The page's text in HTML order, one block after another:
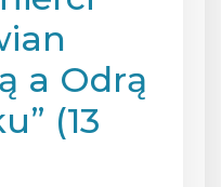
a Odrą
(13